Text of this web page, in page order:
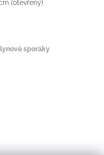
(otevřený)
sporáky